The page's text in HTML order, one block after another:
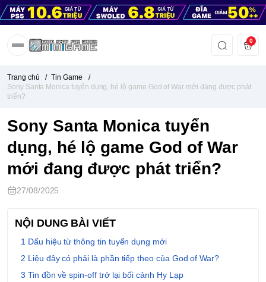
0
Trang chủ / Tin Game
/
Sony Santa Monica tuyển dụng, hé lộ game God of War mới đang được phát
triển?
Sony Santa Monica tuyển
dụng, hé lộ game God of War
mới đang được phát triển?
27/08/2025
NỘI DUNG BÀI VIẾT
Dấu hiệu từ thông tin tuyển dụng mới
Liệu đây có phải là phần tiếp theo của God of War?
Tin đồn về spin-off trở lại bối cảnh Hy Lạp